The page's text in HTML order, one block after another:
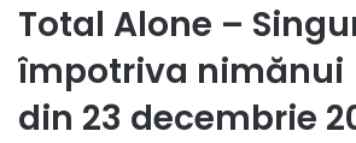
Total Alone –
împotriva nimănui
din 23 decembrie